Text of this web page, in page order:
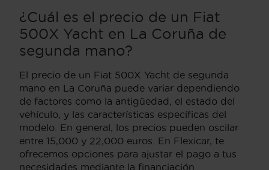
¿Cuál es el precio de un Fiat
500X Yacht en La Coruña de
segunda mano?
El precio de un Fiat 500X Yacht de segunda
mano en La Coruña puede variar dependiendo
de factores como la antigüedad, el estado del
vehículo, y las características específicas del
modelo. En general, los precios pueden oscilar
entre 15,000 y 22,000 euros. En Flexicar, te
ofrecemos opciones para ajustar el pago a tus
necesidades mediante la financiación